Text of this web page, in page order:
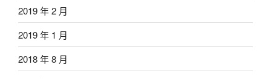
2019 年 2 月
2019 年 1 月
2018 年 8 月